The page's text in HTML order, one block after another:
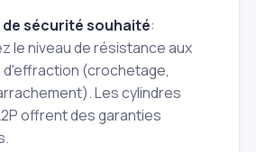
de sécurité souhaité:
le niveau de résistance aux
(crochetage,
Les cylindres
offrent des garanties